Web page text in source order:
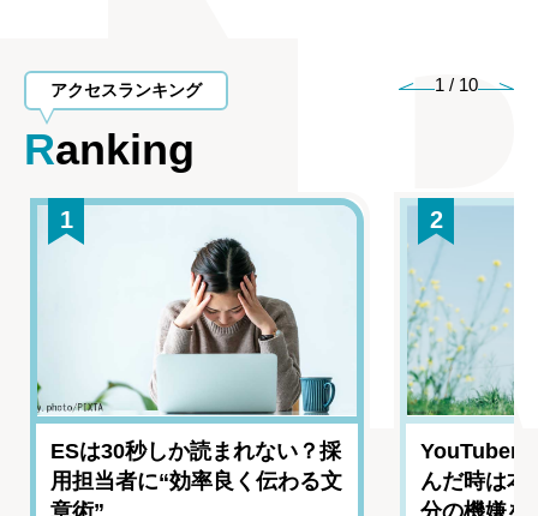
アクセスランキング
Ranking
1 / 10
1
ESは30秒しか読まれない？採
用担当者に“効率良く伝わる文
2
YouTuber
んだ時は